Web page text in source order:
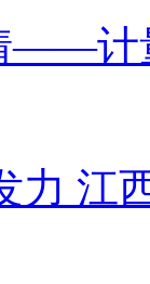
——计
力 江